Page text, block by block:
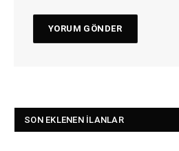
SON EKLENEN İLANLAR